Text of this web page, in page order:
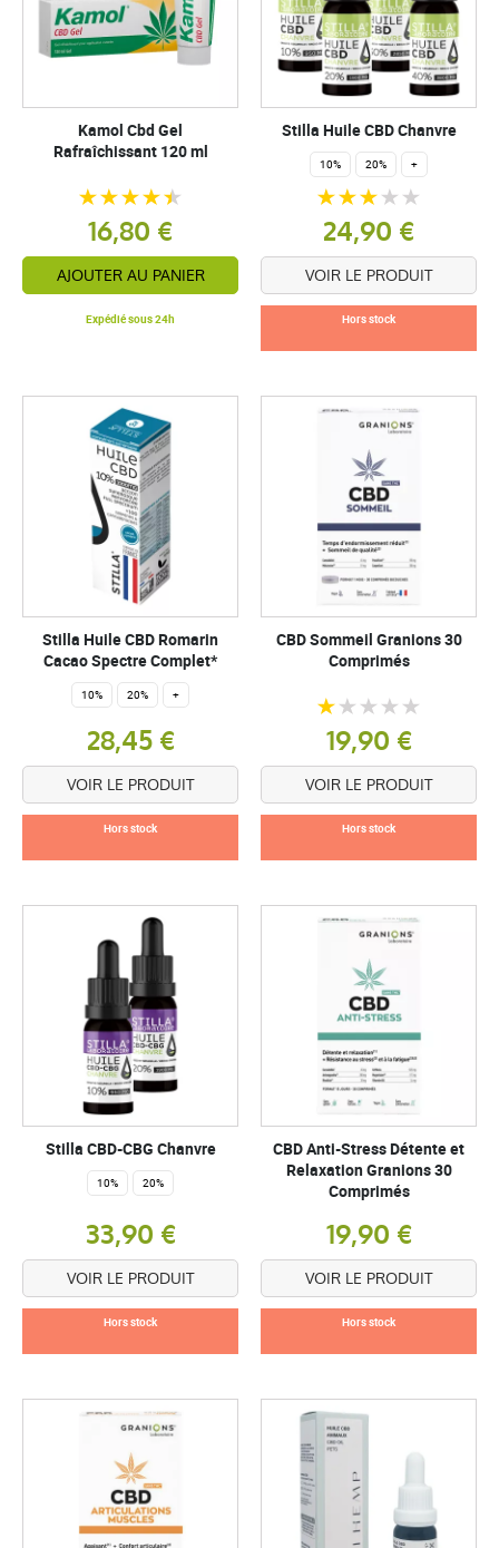
Kamol Cbd Gel
Rafraîchissant 120 ml
16,80 €
AJOUTER AU PANIER
Expédié sous 24h
Stilla Huile CBD Chanvre
10% 20% +
24,90 €
VOIR LE PRODUIT
Hors stock
Stilla Huile CBD Romarin
Cacao Spectre Complet*
10% 20% +
28,45 €
VOIR LE PRODUIT
Hors stock
CBD Sommeil Granions 30
Comprimés
19,90 €
VOIR LE PRODUIT
Hors stock
Stilla CBD-CBG Chanvre
10% 20%
33,90 €
VOIR LE PRODUIT
Hors stock
CBD Anti-Stress Détente et
Relaxation Granions 30
Comprimés
19,90 €
VOIR LE PRODUIT
Hors stock